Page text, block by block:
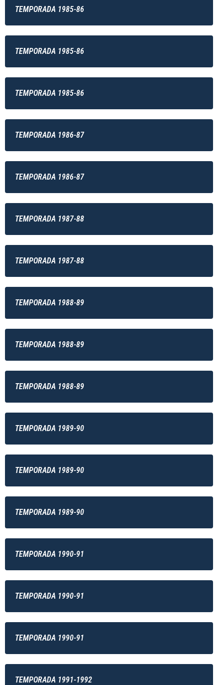
TEMPORADA 1985-86
TEMPORADA 1985-86
TEMPORADA 1985-86
TEMPORADA 1986-87
TEMPORADA 1986-87
TEMPORADA 1987-88
TEMPORADA 1987-88
TEMPORADA 1988-89
TEMPORADA 1988-89
TEMPORADA 1988-89
TEMPORADA 1989-90
TEMPORADA 1989-90
TEMPORADA 1989-90
TEMPORADA 1990-91
TEMPORADA 1990-91
TEMPORADA 1990-91
TEMPORADA 1991-1992